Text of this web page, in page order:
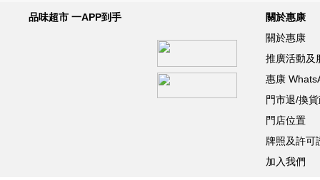
品味超市 一APP到手
關於惠康
關於惠康
推廣活動及
惠康
門市退/換
門店位置
牌照及許可
加入我們